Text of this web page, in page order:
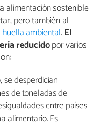
alimentación sostenible
pero también al
huella ambiental. El
reducidopor varios
se desperdician
de toneladas de
entre países
alimentario. Es